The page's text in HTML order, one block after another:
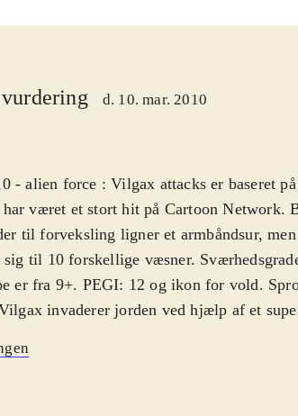
d. 10. mar. 2010
- alien force : Vilgax attacks er baseret
har været et stort hit på Cartoon Network.
til forveksling ligner et armbåndsur,
til 10 forskellige væsner.
er fra 9+. PEGI: 12 og ikon for vold.
invaderer jorden ved hjælp af et
Hvis man ikke kender til tegnefilmen